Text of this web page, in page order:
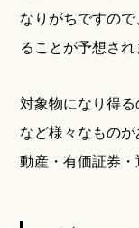
なりがちですの
ることが予想され
対象物になり得る
など様々なもの
動産・有価証券・